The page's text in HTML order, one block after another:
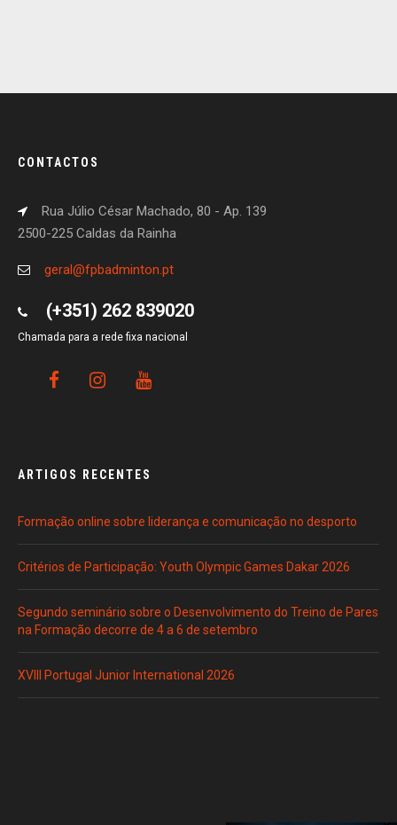
CONTACTOS
Rua Júlio César Machado, 80 - Ap. 139
2500-225 Caldas da Rainha
geral@fpbadminton.pt
(+351) 262 839020
Chamada para a rede fixa nacional
ARTIGOS RECENTES
Formação online sobre liderança e comunicação no desporto
Critérios de Participação: Youth Olympic Games Dakar 2026
Segundo seminário sobre o Desenvolvimento do Treino de Pares
na Formação decorre de 4 a 6 de setembro
XVIII Portugal Junior International 2026